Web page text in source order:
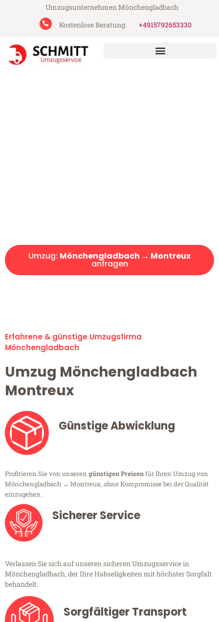
Umzugsunternehmen Mönchengladbach
Kostenlose Beratung:
+4915792653330
Umzug: Mönchengladbach → Montreux
anfragen
Erfahrene & günstige Umzugsfirma
Mönchengladbach
Umzug Mönchengladbach
Montreux
Günstige Abwicklung
Profitieren Sie von unseren günstigen Preisenfür Ihren Umzug von
Mönchengladbach → Montreux, ohne Kompromisse bei der Qualität
einzugehen.
Sicherer Service
Verlassen Sie sich auf unseren sicheren Umzugsservice in
Mönchengladbach, der Ihre Habseligkeiten mit höchster Sorgfalt
behandelt.
Sorgfältiger Transport